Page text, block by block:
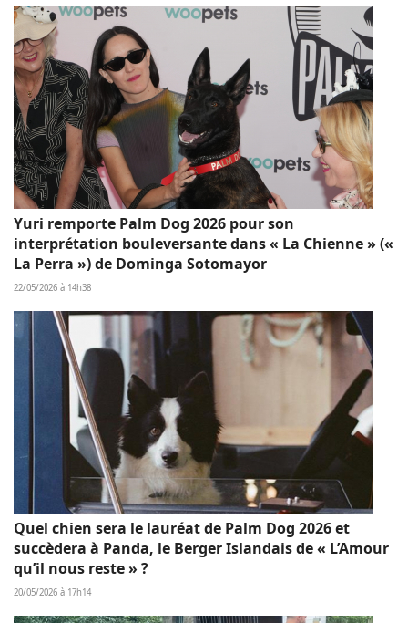
Yuri remporte Palm Dog 2026 pour son
interprétation bouleversante dans « La Chienne » («
La Perra ») de Dominga Sotomayor
22/05/2026 à 14h38
Quel chien sera le lauréat de Palm Dog 2026 et
succèdera à Panda, le Berger Islandais de « L’Amour
qu’il nous reste » ?
20/05/2026 à 17h14